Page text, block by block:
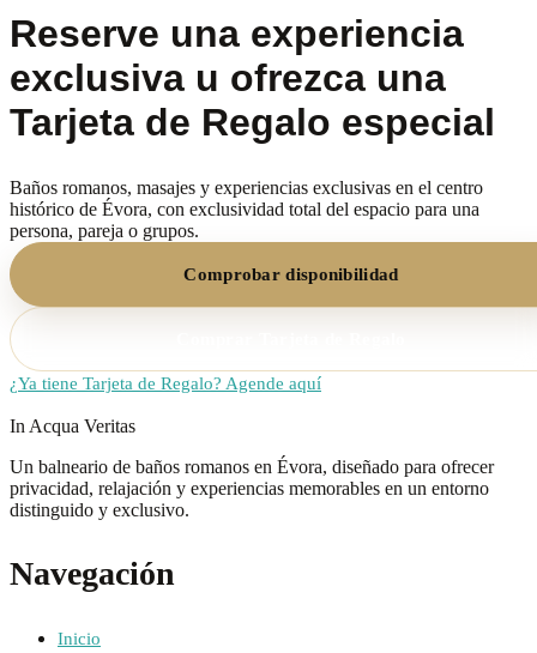
Reserve una experiencia
exclusiva u ofrezca una
Tarjeta de Regalo especial
Baños romanos, masajes y experiencias exclusivas en el centro
histórico de Évora, con exclusividad total del espacio para una
persona, pareja o grupos.
Comprobar disponibilidad
¿Ya tiene Tarjeta de Regalo? Agende aquí
In Acqua Veritas
Un balneario de baños romanos en Évora, diseñado para ofrecer
privacidad, relajación y experiencias memorables en un entorno
distinguido y exclusivo.
Navegación
Inicio